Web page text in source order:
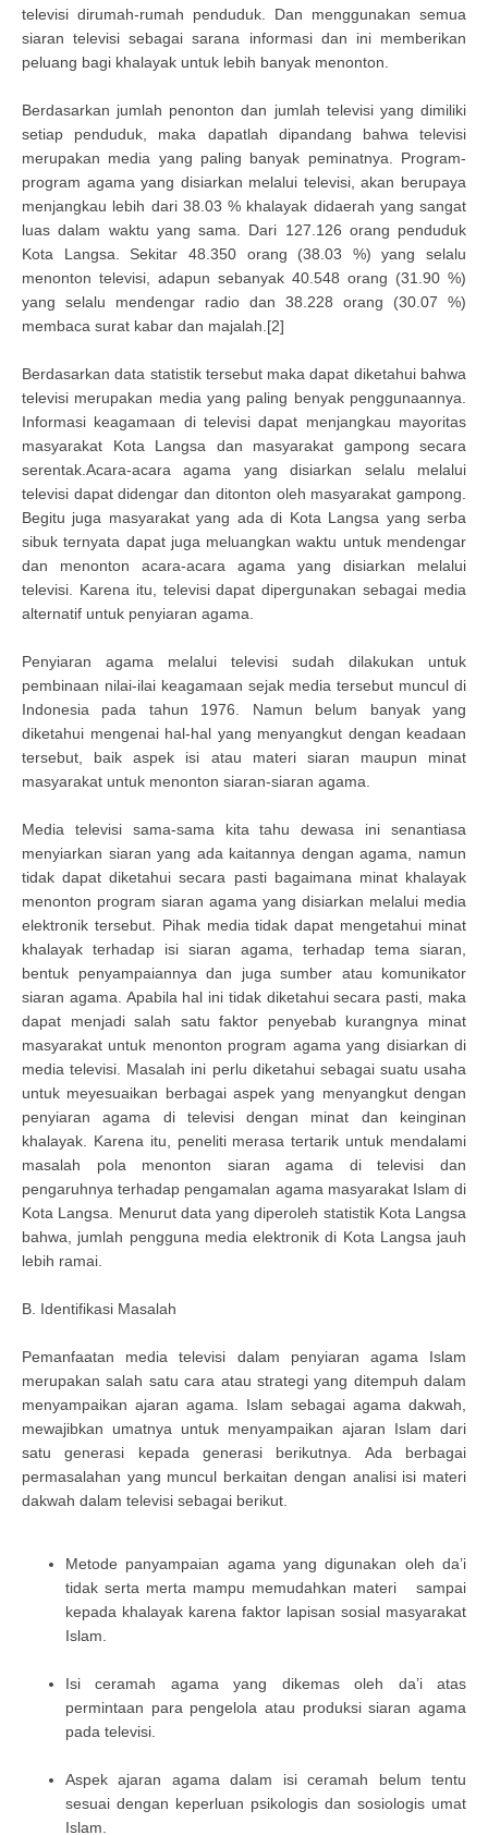
televisi dirumah-rumah penduduk. Dan menggunakan semua
siaran televisi sebagai sarana informasi dan ini memberikan
peluang bagi khalayak untuk lebih banyak menonton.
Berdasarkan jumlah penonton dan jumlah televisi yang dimiliki
setiap penduduk, maka dapatlah dipandang bahwa televisi
merupakan media yang paling banyak peminatnya. Program-
program agama yang disiarkan melalui televisi, akan berupaya
menjangkau lebih dari 38.03 % khalayak didaerah yang sangat
luas dalam waktu yang sama. Dari 127.126 orang penduduk
Kota Langsa. Sekitar 48.350 orang (38.03 %) yang selalu
menonton televisi, adapun sebanyak 40.548 orang (31.90 %)
yang selalu mendengar radio dan 38.228 orang (30.07 %)
membaca surat kabar dan majalah.[2]
Berdasarkan data statistik tersebut maka dapat diketahui bahwa
televisi merupakan media yang paling benyak penggunaannya.
Informasi keagamaan di televisi dapat menjangkau mayoritas
masyarakat Kota Langsa dan masyarakat gampong secara
serentak.Acara-acara agama yang disiarkan selalu melalui
televisi dapat didengar dan ditonton oleh masyarakat gampong.
Begitu juga masyarakat yang ada di Kota Langsa yang serba
sibuk ternyata dapat juga meluangkan waktu untuk mendengar
dan menonton acara-acara agama yang disiarkan melalui
televisi. Karena itu, televisi dapat dipergunakan sebagai media
alternatif untuk penyiaran agama.
Penyiaran agama melalui televisi sudah dilakukan untuk
pembinaan nilai-ilai keagamaan sejak media tersebut muncul di
Indonesia pada tahun 1976. Namun belum banyak yang
diketahui mengenai hal-hal yang menyangkut dengan keadaan
tersebut, baik aspek isi atau materi siaran maupun minat
masyarakat untuk menonton siaran-siaran agama.
Media televisi sama-sama kita tahu dewasa ini senantiasa
menyiarkan siaran yang ada kaitannya dengan agama, namun
tidak dapat diketahui secara pasti bagaimana minat khalayak
menonton program siaran agama yang disiarkan melalui media
elektronik tersebut. Pihak media tidak dapat mengetahui minat
khalayak terhadap isi siaran agama, terhadap tema siaran,
bentuk penyampaiannya dan juga sumber atau komunikator
siaran agama. Apabila hal ini tidak diketahui secara pasti, maka
dapat menjadi salah satu faktor penyebab kurangnya minat
masyarakat untuk menonton program agama yang disiarkan di
media televisi. Masalah ini perlu diketahui sebagai suatu usaha
untuk meyesuaikan berbagai aspek yang menyangkut dengan
penyiaran agama di televisi dengan minat dan keinginan
khalayak. Karena itu, peneliti merasa tertarik untuk mendalami
masalah pola menonton siaran agama di televisi dan
pengaruhnya terhadap pengamalan agama masyarakat Islam di
Kota Langsa. Menurut data yang diperoleh statistik Kota Langsa
bahwa, jumlah pengguna media elektronik di Kota Langsa jauh
lebih ramai.
B. Identifikasi Masalah
Pemanfaatan media televisi dalam penyiaran agama Islam
merupakan salah satu cara atau strategi yang ditempuh dalam
menyampaikan ajaran agama. Islam sebagai agama dakwah,
mewajibkan umatnya untuk menyampaikan ajaran Islam dari
satu generasi kepada generasi berikutnya. Ada berbagai
permasalahan yang muncul berkaitan dengan analisi isi materi
dakwah dalam televisi sebagai berikut.
Metode panyampaian agama yang digunakan oleh da’i
tidak serta merta mampu memudahkan materi sampai
kepada khalayak karena faktor lapisan sosial masyarakat
Islam.
Isi ceramah agama yang dikemas oleh da’i atas
permintaan para pengelola atau produksi siaran agama
pada televisi.
Aspek ajaran agama dalam isi ceramah belum tentu
sesuai dengan keperluan psikologis dan sosiologis umat
Islam.